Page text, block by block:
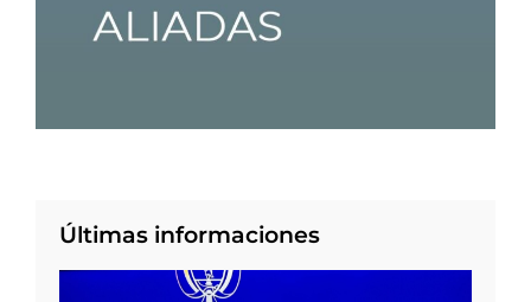
Últimas informaciones